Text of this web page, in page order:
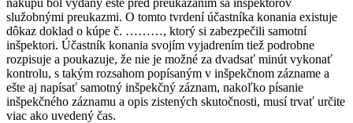
nákupu bol vydaný ešte pred preukázaním sa inšpektorov
služobnými preukazmi. O tomto tvrdení účastníka konania existuje
dôkaz doklad o kúpe č. ………, ktorý si zabezpečili samotní
inšpektori. Účastník konania svojím vyjadrením tiež podrobne
rozpisuje a poukazuje, že nie je možné za dvadsať minút vykonať
kontrolu, s takým rozsahom popísaným v inšpekčnom zázname a
ešte aj napísať samotný inšpekčný záznam, nakoľko písanie
inšpekčného záznamu a opis zistených skutočnosti, musí trvať určite
viac ako uvedený čas.